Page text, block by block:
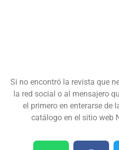
Si no encontró la revista que
la red social o al mensajero
el primero en enterarse de
catálogo en el sitio web